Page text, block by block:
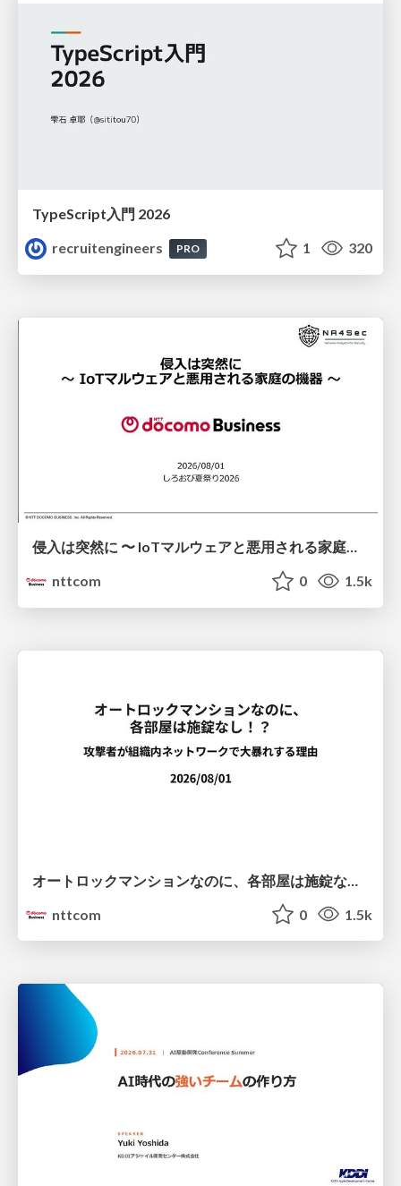
TypeScript入門 2026
recruitengineers
PRO 1 320
侵入は突然に 〜 IoTマルウェアと悪用される家庭の機器 ～ / When Intrusion Strikes: IoT Malware and the Abuse of Home Devices
nttcom
0 1.5k
nttcom
0 1.5k